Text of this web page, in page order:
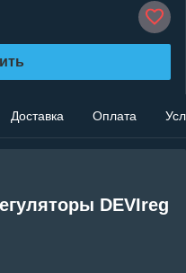
Доставка Оплата
DEVIreg